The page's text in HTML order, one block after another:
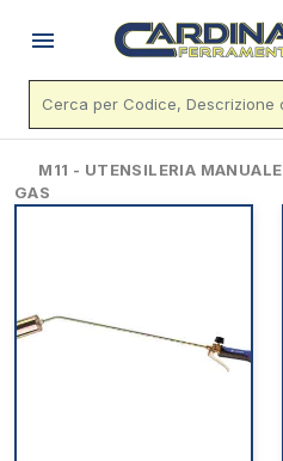
menu
M11 - UTENSILERIA
GAS